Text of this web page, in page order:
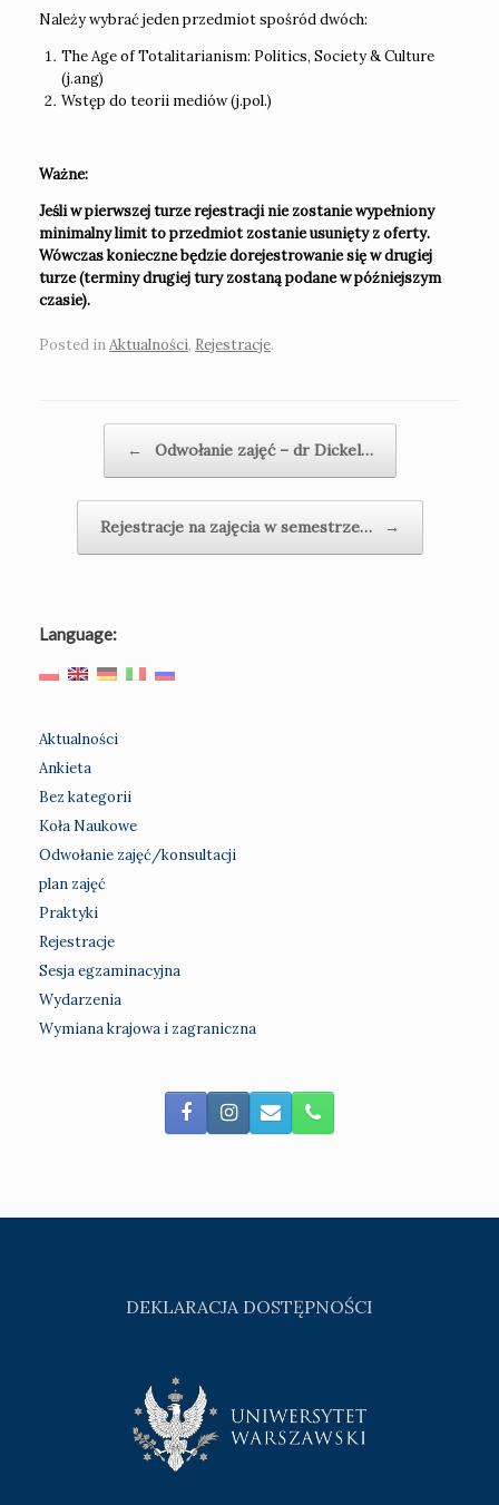
Należy wybrać jeden przedmiot spośród dwóch:
The Age of Totalitarianism: Politics, Society & Culture
(j.ang)
Wstęp do teorii mediów (j.pol.)
Ważne:
Jeśli w pierwszej turze rejestracji nie zostanie wypełniony
minimalny limit to przedmiot zostanie usunięty z oferty.
Wówczas konieczne będzie dorejestrowanie się w drugiej
turze (terminy drugiej tury zostaną podane w późniejszym
czasie).
Posted inAktualności, Rejestracje.
← Odwołanie zajęć – dr Dickel…
Rejestracje na zajęcia w semestrze… →
Language:
Aktualności
Ankieta
Bez kategorii
Koła Naukowe
Odwołanie zajęć/konsultacji
plan zajęć
Praktyki
Rejestracje
Sesja egzaminacyjna
Wydarzenia
Wymiana krajowa i zagraniczna
DEKLARACJA DOSTĘPNOŚCI